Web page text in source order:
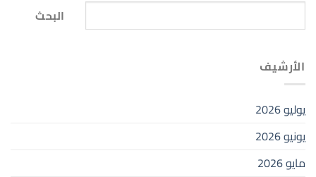
البحث
الأرشيف
يوليو 2026
يونيو 2026
مايو 2026